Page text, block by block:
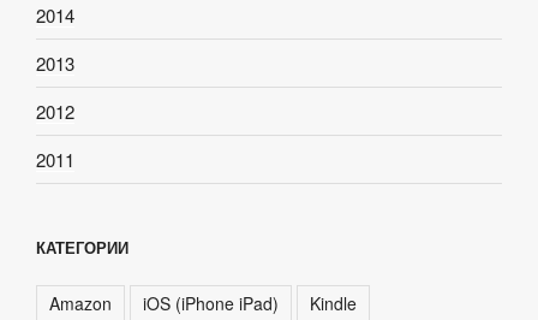
2014
2013
2012
2011
КАТЕГОРИИ
Amazon iOS (iPhone iPad)
Kindle